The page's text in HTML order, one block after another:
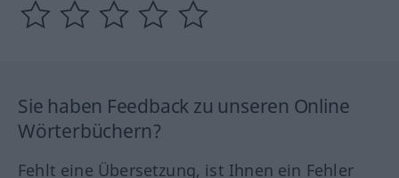
Sie haben Feedback zu unseren Online
Wörterbüchern?
Fehlt eine Übersetzung, ist Ihnen ein Fehler